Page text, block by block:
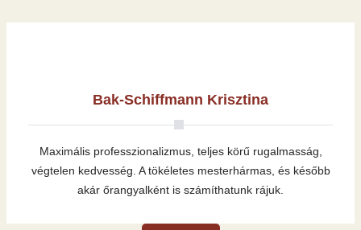
Bak-Schiffmann Krisztina
Maximális professzionalizmus, teljes körű rugalmasság,
végtelen kedvesség. A tökéletes mesterhármas, és később
akár őrangyalként is számíthatunk rájuk.